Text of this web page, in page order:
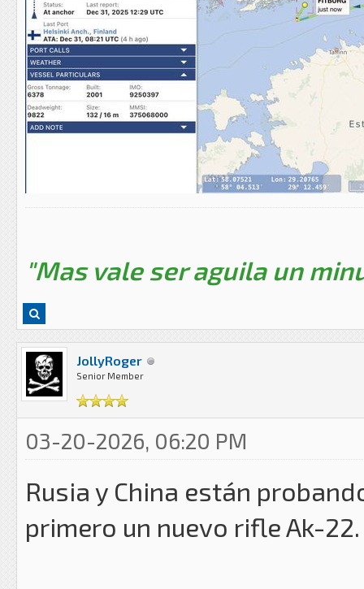
"Mas vale ser aguila un
JollyRoger
Senior Member
03-20-2026, 06:20 PM
Rusia y China están
primero un nuevo rifle Ak-22.